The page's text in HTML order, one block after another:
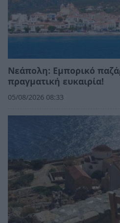
Νεάπολη: Εμπορικό
πραγματική ευκαιρία!
05/08/2026 08:33